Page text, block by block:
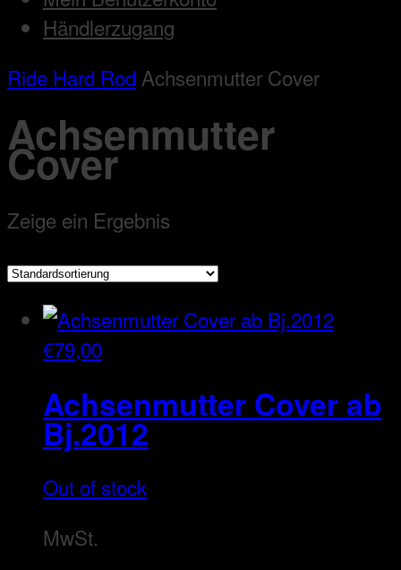
Händlerzugang
Ride Hard Rod Achsenmutter Cover
Achsenmutter
Cover
Zeige ein Ergebnis
€79,00
Achsenmutter Cover ab
Bj.2012
Out of stock
MwSt.